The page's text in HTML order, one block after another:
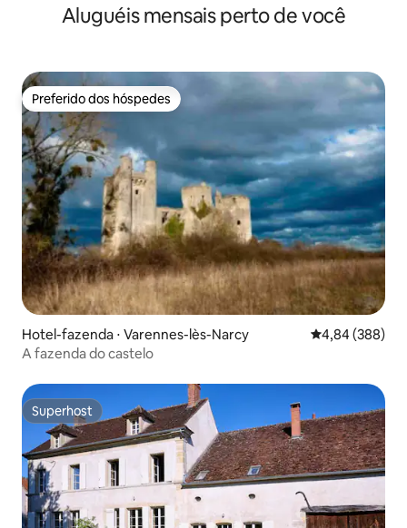
Aluguéis mensais perto de você
Preferido dos hóspedes
Preferido dos hóspedes
Hotel-fazenda ⋅ Varennes-lès-Narcy 4,84 de uma
4,84 (388)
A fazenda do castelo
Superhost
Superhost